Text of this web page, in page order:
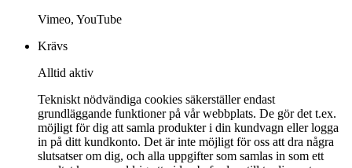
Vimeo, YouTube
Krävs
Alltid aktiv
Tekniskt nödvändiga cookies säkerställer endast
grundläggande funktioner på vår webbplats. De gör det t.ex.
möjligt för dig att samla produkter i din kundvagn eller logga
in på ditt kundkonto. Det är inte möjligt för oss att dra några
slutsatser om dig, och alla uppgifter som samlas in som ett